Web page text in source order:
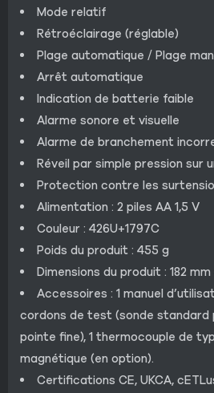
Mode relatif
Rétroéclairage (réglable)
Plage automatique / Plage
Arrêt automatique
Indication de batterie faible
Alarme sonore et visuelle
Alarme de branchement
Réveil par simple pression sur
Protection contre les
Alimentation : 2 piles AA 1,5 V
Couleur : 426U+1797C
Poids du produit : 455 g
Dimensions du produit : 182
Accessoires : 1 manuel
cordons de test (sonde standard
pointe fine), 1 thermocouple de
magnétique (en option).
Certifications CE, UKCA,